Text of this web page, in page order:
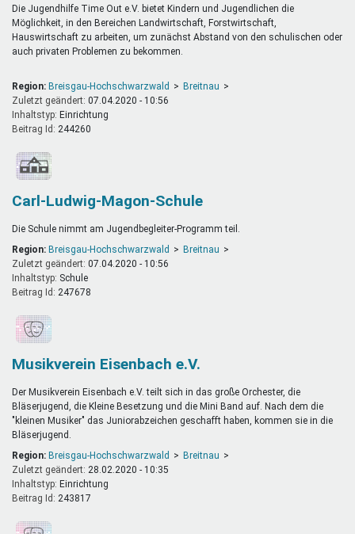
Die Jugendhilfe Time Out e.V. bietet Kindern und Jugendlichen die
Möglichkeit, in den Bereichen Landwirtschaft, Forstwirtschaft,
Hauswirtschaft zu arbeiten, um zunächst Abstand von den schulischen oder
auch privaten Problemen zu bekommen.
Region: Breisgau-Hochschwarzwald
Breitnau
Zuletzt geändert: 07.04.2020 - 10:56
Inhaltstyp:
einrichtung
Beitrag Id: 244260
Carl-Ludwig-Magon-Schule
Die Schule nimmt am Jugendbegleiter-Programm teil.
Region: Breisgau-Hochschwarzwald
Breitnau
Zuletzt geändert: 07.04.2020 - 10:56
Inhaltstyp:
schule
Beitrag Id: 247678
Musikverein Eisenbach e.V.
Der Musikverein Eisenbach e.V. teilt sich in das große Orchester, die
Bläserjugend, die Kleine Besetzung und die Mini Band auf. Nach dem die
"kleinen Musiker" das Juniorabzeichen geschafft haben, kommen sie in die
Bläserjugend.
Region: Breisgau-Hochschwarzwald
Breitnau
Zuletzt geändert: 28.02.2020 - 10:35
Inhaltstyp:
einrichtung
Beitrag Id: 243817